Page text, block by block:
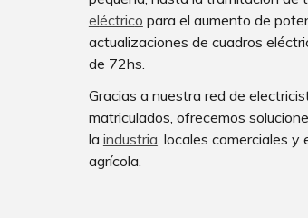
eléctrico para el aumento de
actualizaciones de cuadros eléc
de 72hs.
Gracias a nuestra red de
matriculados, ofrecemos
la industria , locales comerciales y
agrícola.